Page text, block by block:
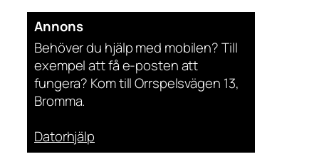
Annons
Behöver du hjälp med mobilen? Till
exempel att få e-posten att
fungera? Kom till Orrspelsvägen 13,
Bromma.
Datorhjälp